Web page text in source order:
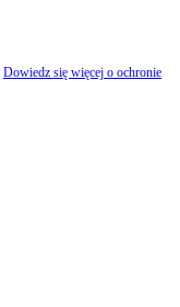
Dowiedz się więcej o ochronie